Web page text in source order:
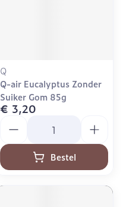
Q
Q-air Eucalyptus Zonder
Suiker Gom 85g
€ 3,20
Bestel